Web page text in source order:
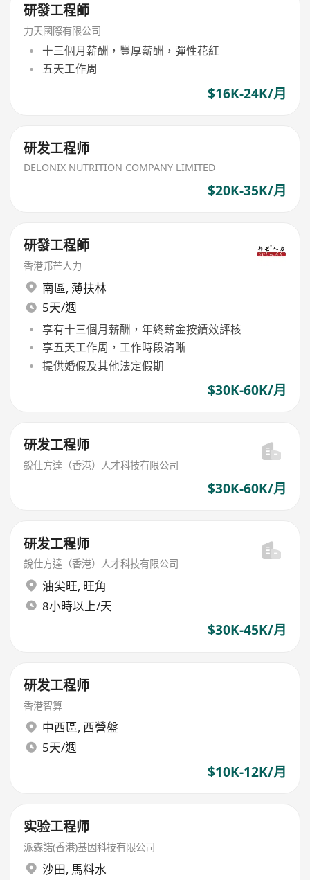
研發工程師
力天國際有限公司
十三個月薪酬，豐厚薪酬，彈性花紅
五天工作周
$16K-24K/月
研发工程师
DELONIX NUTRITION COMPANY LIMITED
$20K-35K/月
研發工程師
香港邦芒人力
南區, 薄扶林
5天/週
享有十三個月薪酬，年終薪金按績效評核
享五天工作周，工作時段清晰
提供婚假及其他法定假期
$30K-60K/月
研发工程师
銳仕方達（香港）人才科技有限公司
$30K-60K/月
研发工程师
銳仕方達（香港）人才科技有限公司
油尖旺, 旺角
8小時以上/天
$30K-45K/月
研发工程师
香港智算
中西區, 西營盤
5天/週
$10K-12K/月
实验工程师
派森諾(香港)基因科技有限公司
沙田, 馬料水